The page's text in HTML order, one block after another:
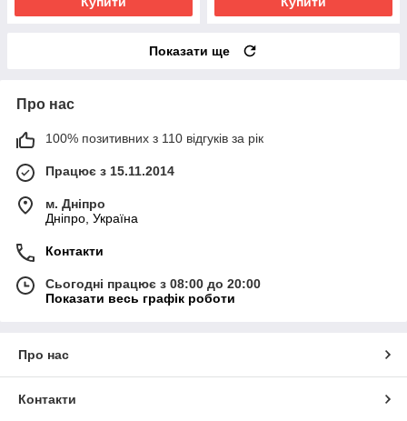
Показати ще
Про нас
100% позитивних з 110 відгуків за рік
Працює з 15.11.2014
м. Дніпро
Дніпро, Україна
Контакти
Сьогодні працює з 08:00 до 20:00
Показати весь графік роботи
Про нас
Контакти